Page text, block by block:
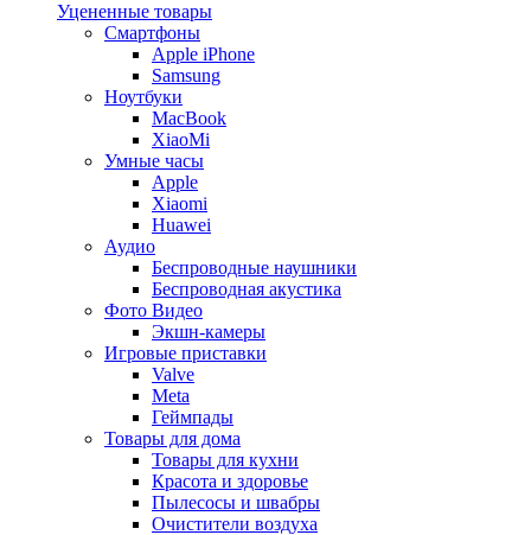
Уцененные товары
Cмартфоны
Apple iPhone
Samsung
Ноутбуки
MacBook
XiaoMi
Умные часы
Apple
Xiaomi
Huawei
Аудио
Беспроводные наушники
Беспроводная акустика
Фото Видео
Экшн-камеры
Игровые приставки
Valve
Meta
Геймпады
Товары для дома
Товары для кухни
Красота и здоровье
Пылесосы и швабры
Очистители воздуха